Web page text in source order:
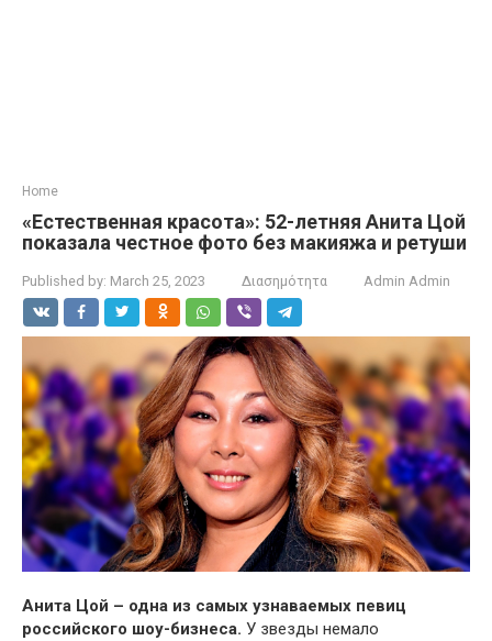
Home
«Естественная красота»: 52-летняя Анита Цой
показала честное фото без макияжа и ретуши
Published by: March 25, 2023 Διασημότητα Admin Admin
Анита Цой – одна из самых узнаваемых певиц
российского шоу-бизнеса. У звезды немало